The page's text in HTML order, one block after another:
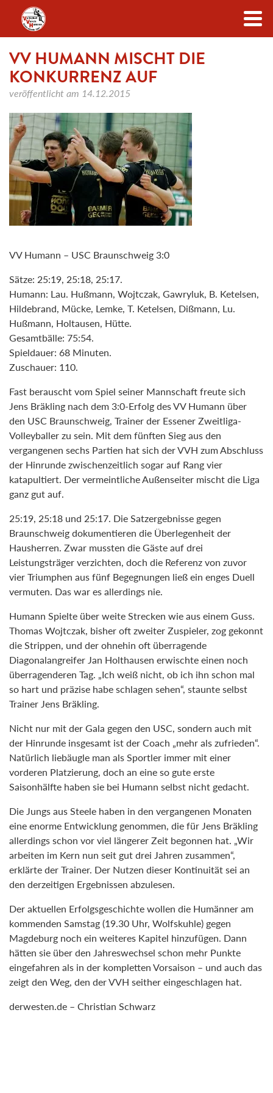
Zum Inhalt
VV HUMANN MISCHT DIE
KONKURRENZ AUF
veröffentlicht am 14.12.2015
VV Humann – USC Braunschweig 3:0
Sätze: 25:19, 25:18, 25:17.
Humann: Lau. Hußmann, Wojtczak, Gawryluk, B. Ketelsen,
Hildebrand, Mücke, Lemke, T. Ketelsen, Dißmann, Lu.
Hußmann, Holtausen, Hütte.
Gesamtbälle: 75:54.
Spieldauer: 68 Minuten.
Zuschauer: 110.
Fast berauscht vom Spiel seiner Mannschaft freute sich
Jens Bräkling nach dem 3:0-Erfolg des VV Humann über
den USC Braunschweig, Trainer der Essener Zweitliga-
Volleyballer zu sein. Mit dem fünften Sieg aus den
vergangenen sechs Partien hat sich der VVH zum Abschluss
der Hinrunde zwischenzeitlich sogar auf Rang vier
katapultiert. Der vermeintliche Außenseiter mischt die Liga
ganz gut auf.
25:19, 25:18 und 25:17. Die Satzergebnisse gegen
Braunschweig dokumentieren die Überlegenheit der
Hausherren. Zwar mussten die Gäste auf drei
Leistungsträger verzichten, doch die Referenz von zuvor
vier Triumphen aus fünf Begegnungen ließ ein enges Duell
vermuten. Das war es allerdings nie.
Humann Spielte über weite Strecken wie aus einem Guss.
Thomas Wojtczak, bisher oft zweiter Zuspieler, zog gekonnt
die Strippen, und der ohnehin oft überragende
Diagonalangreifer Jan Holthausen erwischte einen noch
überragenderen Tag. „Ich weiß nicht, ob ich ihn schon mal
so hart und präzise habe schlagen sehen“, staunte selbst
Trainer Jens Bräkling.
Nicht nur mit der Gala gegen den USC, sondern auch mit
der Hinrunde insgesamt ist der Coach „mehr als zufrieden“.
Natürlich liebäugle man als Sportler immer mit einer
vorderen Platzierung, doch an eine so gute erste
Saisonhälfte haben sie bei Humann selbst nicht gedacht.
Die Jungs aus Steele haben in den vergangenen Monaten
eine enorme Entwicklung genommen, die für Jens Bräkling
allerdings schon vor viel längerer Zeit begonnen hat. „Wir
arbeiten im Kern nun seit gut drei Jahren zusammen“,
erklärte der Trainer. Der Nutzen dieser Kontinuität sei an
den derzeitigen Ergebnissen abzulesen.
Der aktuellen Erfolgsgeschichte wollen die Humänner am
kommenden Samstag (19.30 Uhr, Wolfskuhle) gegen
Magdeburg noch ein weiteres Kapitel hinzufügen. Dann
hätten sie über den Jahreswechsel schon mehr Punkte
eingefahren als in der kompletten Vorsaison – und auch das
zeigt den Weg, den der VVH seither eingeschlagen hat.
derwesten.de – Christian Schwarz